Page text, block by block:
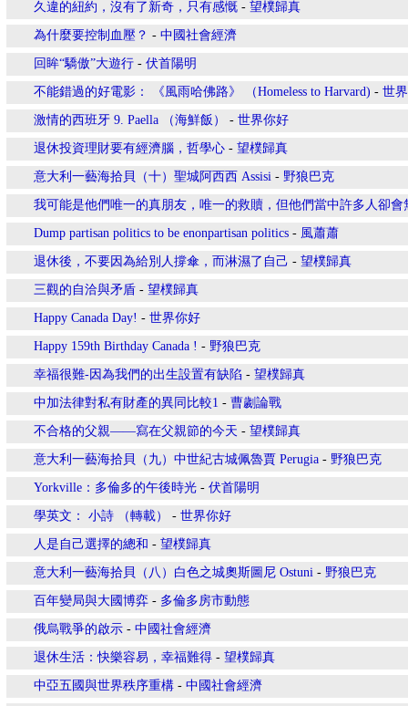
久違的紐約，沒有了新奇，只有感慨 - 望樸歸真
為什麼要控制血壓？ - 中國社會經濟
回眸“驕傲”大遊行 - 伏首陽明
不能錯過的好電影： 《風雨哈佛路》 （Homeless to Harvard) - 世
激情的西班牙 9. Paella （海鮮飯） - 世界你好
退休投資理財要有經濟腦，哲學心 - 望樸歸真
意大利一藝海拾貝（十）聖城阿西西 Assisi - 野狼巴克
我可能是他們唯一的真朋友，唯一的救贖，但他們當中許多人卻會
Dump partisan politics to be enonpartisan politics - 風蕭蕭
退休後，不要因為給別人撐傘，而淋濕了自己 - 望樸歸真
三觀的自洽與矛盾 - 望樸歸真
Happy Canada Day! - 世界你好
Happy 159th Birthday Canada ! - 野狼巴克
幸福很難-因為我們的出生設置有缺陷 - 望樸歸真
中加法律對私有財產的異同比較1 - 曹劌論戰
不合格的父親——寫在父親節的今天 - 望樸歸真
意大利一藝海拾貝（九）中世紀古城佩魯賈 Perugia - 野狼巴克
Yorkville：多倫多的午後時光 - 伏首陽明
學英文： 小詩 （轉載） - 世界你好
人是自己選擇的總和 - 望樸歸真
意大利一藝海拾貝（八）白色之城奧斯圖尼 Ostuni - 野狼巴克
百年變局與大國博弈 - 多倫多房市動態
俄烏戰爭的啟示 - 中國社會經濟
退休生活：快樂容易，幸福難得 - 望樸歸真
中亞五國與世界秩序重構 - 中國社會經濟